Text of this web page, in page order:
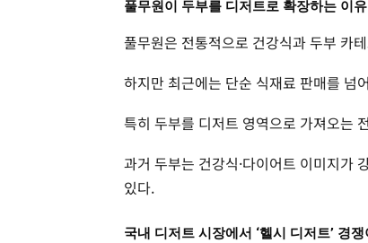
풀무원이 두부를 디저트로 확장하는 이유
풀무원은 전통적으로 건강식과 두부 카
하지만 최근에는 단순 식재료 판매를 넘
특히 두부를 디저트 영역으로 가져오는
과거 두부는 건강식·다이어트 이미지가
있다.
국내 디저트 시장에서 ‘헬시 디저트’ 경